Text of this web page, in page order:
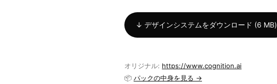
↓ デザインシステムをダウンロード (6 MB)
オリジナル: https://www.cognition.ai
📦 パックの中身を見る →